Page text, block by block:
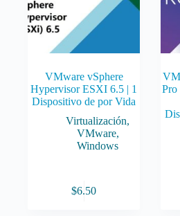
VMware vSphere
Hypervisor ESXI 6.5 | 1
Dispositivo de por Vida
Virtualización,
VMware,
Windows
$6.50
Pro